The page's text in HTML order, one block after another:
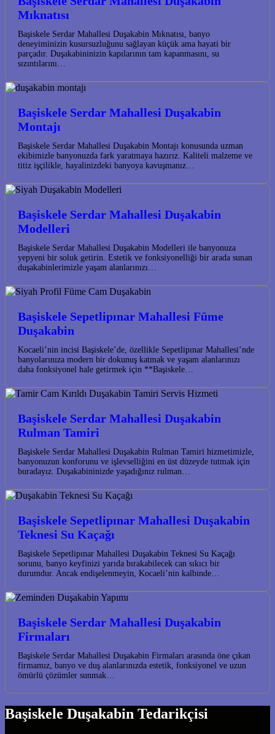
Mıknatısı
Başiskele Serdar Mahallesi Duşakabin Mıknatısı, banyo
deneyiminizin kusursuzluğunu sağlayan küçük ama hayati bir
parçadır. Duşakabininizin kapılarının tam kapanmasını, su
sızıntılarını…
Başiskele Serdar Mahallesi Duşakabin
Montajı
Başiskele Serdar Mahallesi Duşakabin Montajı konusunda uzman
ekibimizle banyonuzda fark yaratmaya hazırız. Kaliteli malzeme ve
titiz işçilikle, hayalinizdeki banyoya kavuşmanız…
Başiskele Serdar Mahallesi Duşakabin
Modelleri
Başiskele Serdar Mahallesi Duşakabin Modelleri ile banyonuza
yepyeni bir soluk getirin. Estetik ve fonksiyonelliği bir arada sunan
duşakabinlerimizle yaşam alanlarınızı…
Başiskele Sepetlipınar Mahallesi Füme
Duşakabin
Kocaeli’nin incisi Başiskele’de, özellikle Sepetlipınar Mahallesi’nde
banyolarınıza modern bir dokunuş katmak ve yaşam alanlarınızı
daha fonksiyonel hale getirmek için **Başiskele…
Başiskele Serdar Mahallesi Duşakabin
Rulman Tamiri
Başiskele Serdar Mahallesi Duşakabin Rulman Tamiri hizmetimizle,
banyonuzun konforunu ve işlevselliğini en üst düzeyde tutmak için
buradayız. Duşakabininizde yaşadığınız rulman…
Başiskele Sepetlipınar Mahallesi Duşakabin
Teknesi Su Kaçağı
Başiskele Sepetlipınar Mahallesi Duşakabin Teknesi Su Kaçağı
sorunu, banyo keyfinizi yarıda bırakabilecek can sıkıcı bir
durumdur. Ancak endişelenmeyin, Kocaeli’nin kalbinde…
Başiskele Serdar Mahallesi Duşakabin
Firmaları
Başiskele Serdar Mahallesi Duşakabin Firmaları arasında öne çıkan
firmamız, banyo ve duş alanlarınızda estetik, fonksiyonel ve uzun
ömürlü çözümler sunmak…
Başiskele Duşakabin Tedarikçisi